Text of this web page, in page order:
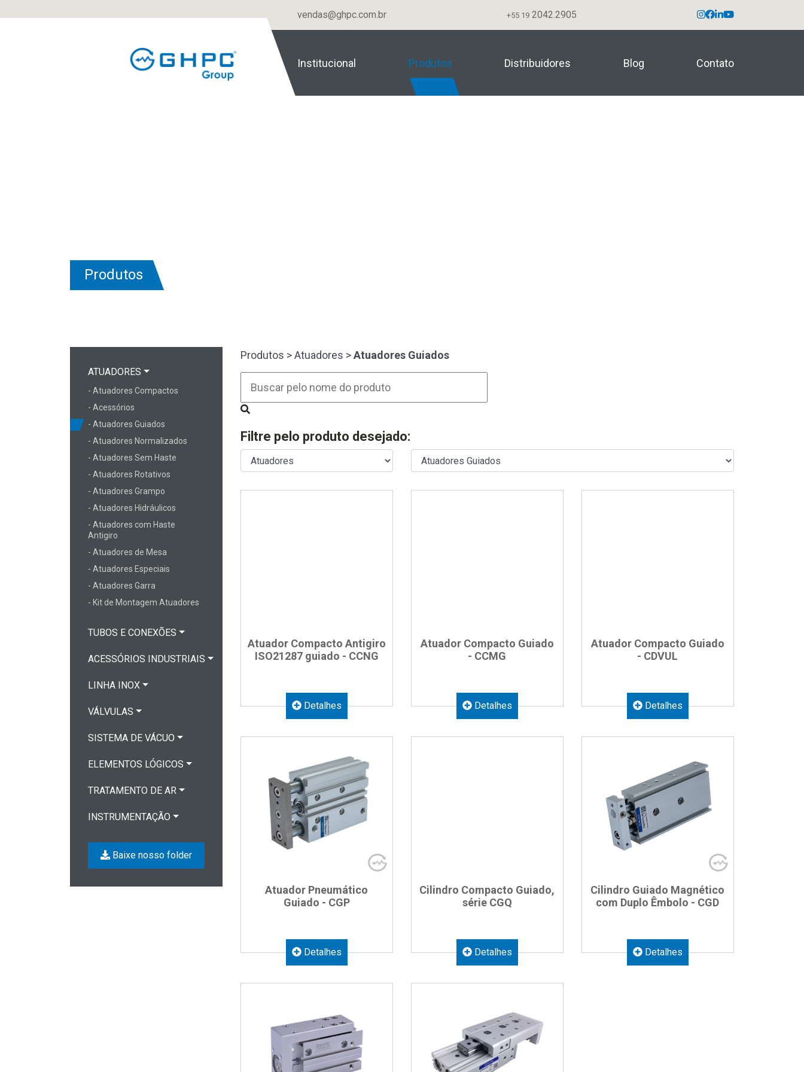
vendas@ghpc.com.br +55 19 2042.2905
Institucional Produtos Distribuidores Blog Contato
Produtos
ATUADORES
- Atuadores Compactos
- Acessórios
- Atuadores Guiados
- Atuadores Normalizados
- Atuadores Sem Haste
- Atuadores Rotativos
- Atuadores Grampo
- Atuadores Hidráulicos
- Atuadores com Haste
Antigiro
- Atuadores de Mesa
- Atuadores Especiais
- Atuadores Garra
- Kit de Montagem Atuadores
TUBOS E CONEXÕES
ACESSÓRIOS INDUSTRIAIS
LINHA INOX
VÁLVULAS
SISTEMA DE VÁCUO
ELEMENTOS LÓGICOS
TRATAMENTO DE AR
INSTRUMENTAÇÃO
Baixe nosso folder
Produtos >Atuadores >Atuadores Guiados
Filtre pelo produto desejado:
Atuador Compacto Antigiro
ISO21287 guiado - CCNG
Detalhes
Atuador Compacto Guiado
- CCMG
Detalhes
Atuador Compacto Guiado
- CDVUL
Detalhes
Atuador Pneumático
Guiado - CGP
Detalhes
Cilindro Compacto Guiado,
série CGQ
Detalhes
Cilindro Guiado Magnético
com Duplo Êmbolo - CGD
Detalhes